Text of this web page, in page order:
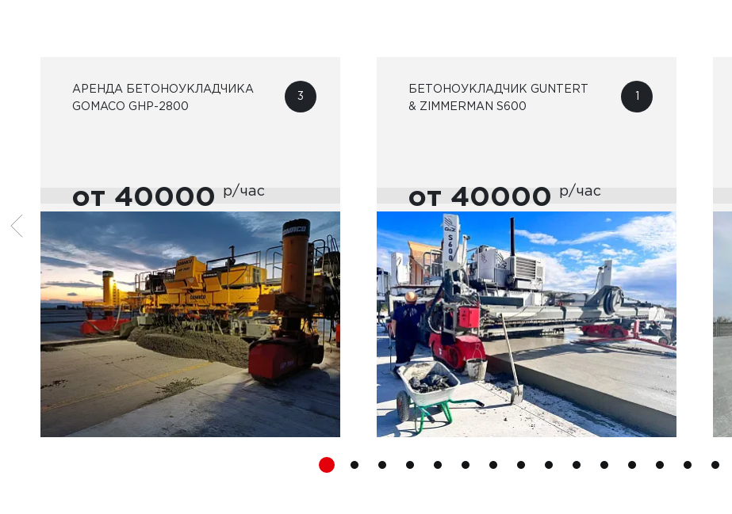
АРЕНДА БЕТОНОУКЛАДЧИКА
GOMACO GHP-2800
от 40000 р/час
3
БЕТОНОУКЛАДЧИК GUNTERT
& ZIMMERMAN S600
от 40000 р/час